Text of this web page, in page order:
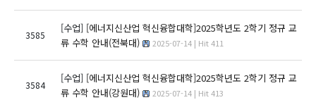
3585
[수업] [에너지신산업 혁신융합대학]2025학년도 2학기 정규 교
류 수학 안내(전북대)
2025-07-14 | Hit 411
3584
[수업] [에너지신산업 혁신융합대학]2025학년도 2학기 정규 교
류 수학 안내(강원대)
2025-07-14 | Hit 413